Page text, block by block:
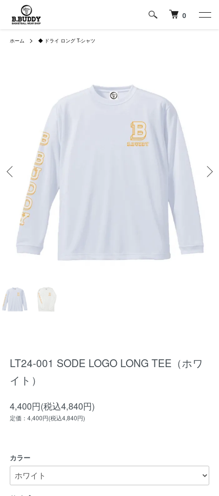
0
ホーム ◆ ドライ ロング T-シャツ
LT24-001 SODE LOGO LONG TEE（ホワ
イト）
4,400円(税込4,840円)
定価：4,400円(税込4,840円)
カラー